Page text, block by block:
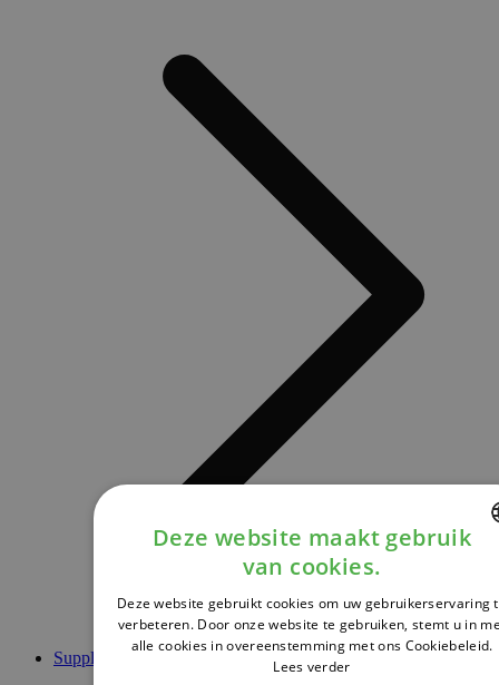
Supplementen
FRENCH
ENGLISH
Deze website maakt gebruik
van cookies.
Deze website gebruikt cookies om uw gebruikerservaring
verbeteren. Door onze website te gebruiken, stemt u in
alle cookies in overeenstemming met ons Cookiebeleid.
Lees verder